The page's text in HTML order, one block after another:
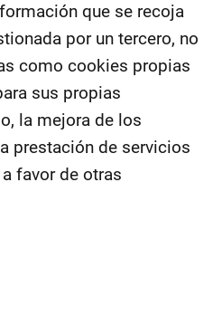
que se recoja
por un tercero, no
como cookies propias
sus propias
la mejora de los
prestación de servicios
favor de otras